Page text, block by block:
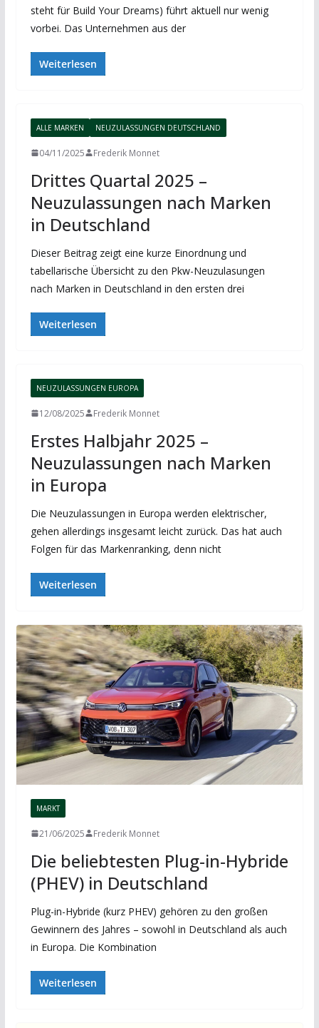
steht für Build Your Dreams) führt aktuell nur wenig
vorbei. Das Unternehmen aus der
Weiterlesen
ALLE MARKEN NEUZULASSUNGEN DEUTSCHLAND
04/11/2025 Frederik Monnet
Drittes Quartal 2025 –
Neuzulassungen nach Marken
in Deutschland
Dieser Beitrag zeigt eine kurze Einordnung und
tabellarische Übersicht zu den Pkw-Neuzulasungen
nach Marken in Deutschland in den ersten drei
Weiterlesen
NEUZULASSUNGEN EUROPA
12/08/2025 Frederik Monnet
Erstes Halbjahr 2025 –
Neuzulassungen nach Marken
in Europa
Die Neuzulassungen in Europa werden elektrischer,
gehen allerdings insgesamt leicht zurück. Das hat auch
Folgen für das Markenranking, denn nicht
Weiterlesen
MARKT
21/06/2025 Frederik Monnet
Die beliebtesten Plug-in-Hybride
(PHEV) in Deutschland
Plug-in-Hybride (kurz PHEV) gehören zu den großen
Gewinnern des Jahres – sowohl in Deutschland als auch
in Europa. Die Kombination
Weiterlesen